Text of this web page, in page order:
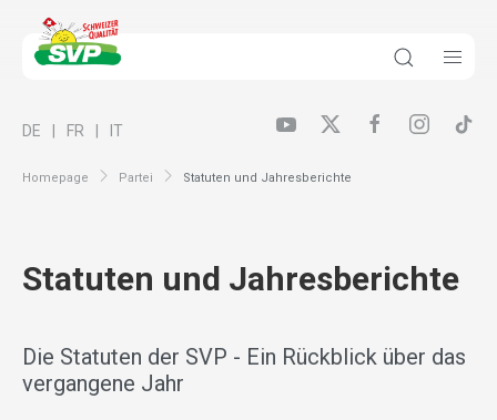
Homepage Partei Statuten und Jahresberichte
DE FR IT
Statuten und Jahresberichte
Die Statuten der SVP - Ein Rückblick über das
vergangene Jahr